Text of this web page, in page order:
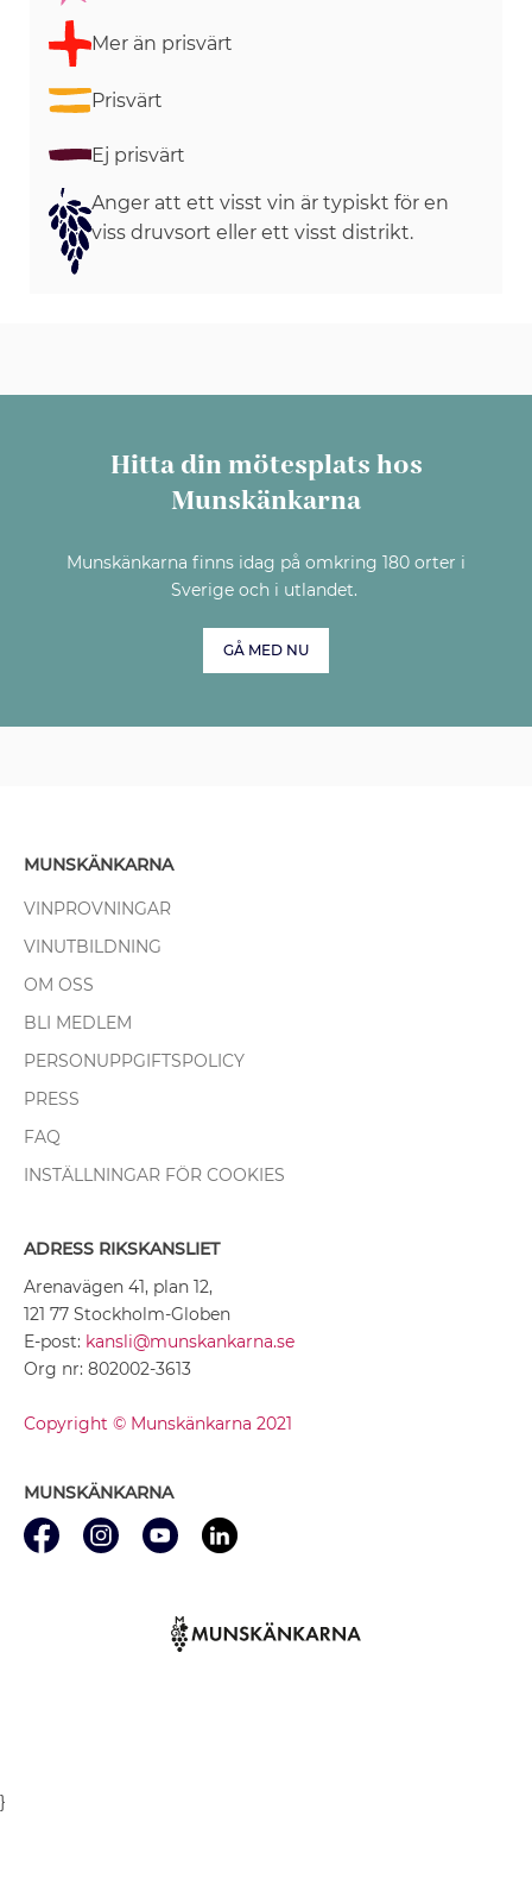
Mer än prisvärt
Prisvärt
Ej prisvärt
Anger att ett visst vin är typiskt för en
viss druvsort eller ett visst distrikt.
Hitta din mötesplats hos
Munskänkarna
Munskänkarna finns idag på omkring 180 orter i
Sverige och i utlandet.
GÅ MED NU
MUNSKÄNKARNA
VINPROVNINGAR
VINUTBILDNING
OM OSS
BLI MEDLEM
PERSONUPPGIFTSPOLICY
PRESS
FAQ
INSTÄLLNINGAR FÖR COOKIES
ADRESS RIKSKANSLIET
Arenavägen 41, plan 12,
121 77 Stockholm-Globen
E-post: kansli@munskankarna.se
Org nr: 802002-3613
Copyright © Munskänkarna 2021
MUNSKÄNKARNA
}